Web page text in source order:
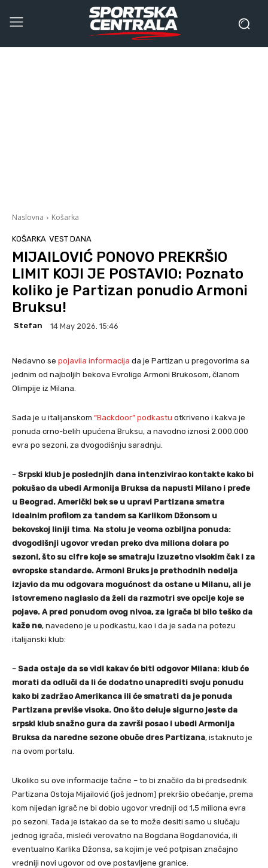
Naslovna Košarka
KOŠARKA VEST DANA
MIJAILOVIĆ PONOVO PREKRŠIO
LIMIT KOJI JE POSTAVIO: Poznato
koliko je Partizan ponudio Armoni
Bruksu!
Stefan 14 May 2026. 15:46
Nedavno se pojavila informacija da je Partizan u pregovorima sa
jednim od najboljih bekova Evrolige Armoni Brukosom, članom
Olimpije iz Milana.
Sada je u italijanskom “Backdoor” podkastu otkriveno i kakva je
ponuda crno-belih upućena Bruksu, a navodno iznosi 2.000.000
evra po sezoni, za dvogodišnju saradnju.
– Srpski klub je poslednjih dana intenzivirao kontakte kako bi
pokušao da ubedi Armonija Bruksa da napusti Milano i pređe
u Beograd. Američki bek se u upravi Partizana smatra
idealnim profilom za tandem sa Karlikom Džonsom u
bekovskoj liniji tima Na stolu je veoma ozbiljna ponuda:
dvogodišnji ugovor vredan preko dva miliona dolara po
sezoni, što su cifre koje se smatraju izuzetno visokim čak i za
evropske standarde. Armoni Bruks je prethodnih nedelja
izjavio da mu odgovara mogućnost da ostane u Milanu, ali je
istovremeno naglasio da želi da razmotri sve opcije koje se
pojave. A pred ponudom ovog nivoa, za igrača bi bilo teško da
kaže ne, navedeno je u podkastu, kao i da je sada na potezu
italijanski klub:
– Sada ostaje da se vidi kakav će biti odgovor Milana: klub će
morati da odluči da li će dodatno unaprediti svoju ponudu
kako bi zadržao Amerikanca ili će smatrati da je ponuda
Partizana previše visoka. Ono što deluje sigurno jeste da
srpski klub snažno gura da završi posao i ubedi Armonija
Bruksa da naredne sezone obuče dres Partizana, istaknuto je
na ovom portalu.
Ukoliko su ove informacije tačne – to bi značilo da bi predsednik
Partizana Ostoja Mijailović (još jednom) prekršio obećanje, prema
kom nijedan igrač ne bi dobio ugovor vredniji od 1,5 miliona evra
po sezoni. Tada je istakao da se to može desiti samo u slučaju
jednog igrača, misleći verovatno na Bogdana Bogdanovića, ili
eventualno Karlika Džonsa, sa kojim je već potpisan značajno
vredniji novi ugovor od ove postavljene granice.